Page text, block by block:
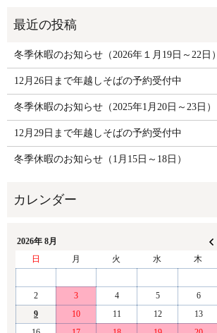
冬季休暇のお知らせ（2026年１月19日～22日）
12月26日まで年越しそばの予約受付中
冬季休暇のお知らせ（2025年1月20日～23日）
12月29日まで年越しそばの予約受付中
冬季休暇のお知らせ（1月15日～18日）
2026年 8月
日
月 火 水 木
2
3 4 5 6
9
10 11 12 13